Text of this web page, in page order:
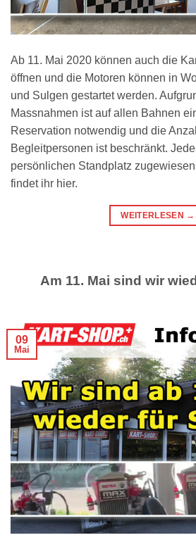
Ab 11. Mai 2020 können auch die
öffnen und die Motoren können in
und Sulgen gestartet werden.
Massnahmen ist auf allen Bahnen
Reservation notwendig und die
Begleitpersonen ist beschränkt.
persönlichen Standplatz
findet ihr hier.
WEITERLESEN →
Am 11. Mai sind wir
09
Mai